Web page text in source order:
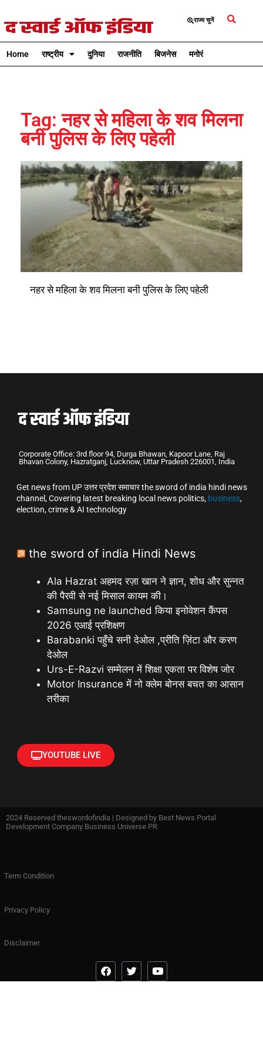
राज्य चुनें
Home राष्ट्रीय दुनिया राजनीति बिजनेस मनोरंजन
Tag: नहर से महिला के शव मिलना
बनी पुलिस के लिए पहेली
नहर से महिला के शव मिलना बनी पुलिस के लिए पहेली
Corporate Office: 3rd floor 94, Durga Bhawan, Kapoor Lane, Raj
Bhavan Colony, Hazratganj, Lucknow, Uttar Pradesh 226001, India
Get news from UP उत्तर प्रदेश समाचार the sword of india hindi news
channel, Covering latest breaking local news politics, business,
election, crime & AI technology
the sword of india Hindi News
Ala Hazrat अहमद रज़ा खान ने ज्ञान, शोध और सुन्नत
की पैरवी से नई मिसाल कायम की।
Samsung ne launched किया इनोवेशन कैंपस
2026 एआई प्रशिक्षण
Barabanki पहुँचे सनी देओल ,प्रीति ज़िंटा और करण
देओल
Urs-E-Razvi सम्मेलन में शिक्षा एकता पर विशेष जोर
Motor Insurance में नो क्लेम बोनस बचत का आसान
तरीका
YOUTUBE LIVE
2024 Reserved theswordofindia | Designed by Best News Portal
Development Company Business Universe PR
Term Condition
Privacy Policy
Disclaimer